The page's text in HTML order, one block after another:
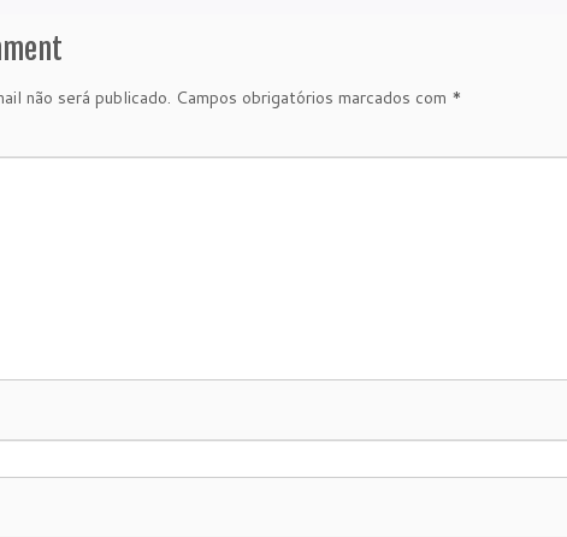
não será publicado. Campos obrigatórios marcados com *